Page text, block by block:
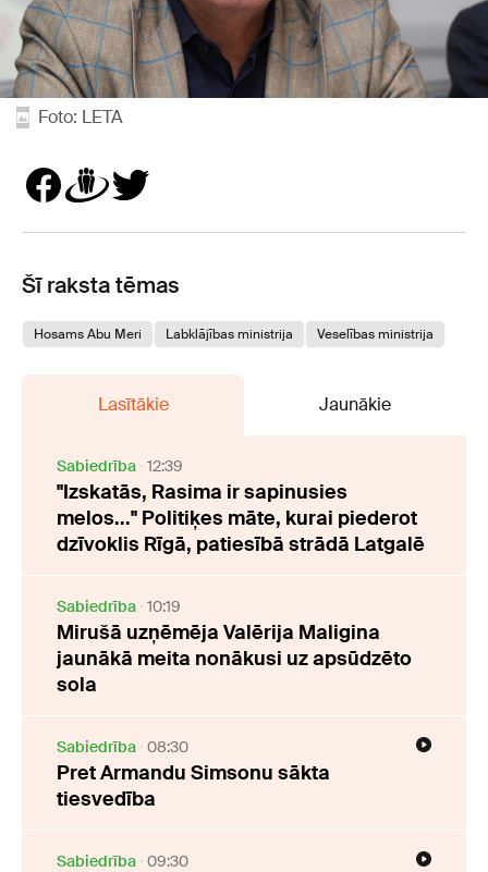
Foto: LETA
Šī raksta tēmas
Hosams Abu Meri Labklājības ministrija Veselības ministrija
Lasītākie Jaunākie
Sabiedrība 12:39
"Izskatās, Rasima ir sapinusies
melos..." Politiķes māte, kurai piederot
dzīvoklis Rīgā, patiesībā strādā Latgalē
Sabiedrība 10:19
Mirušā uzņēmēja Valērija Maligina
jaunākā meita nonākusi uz apsūdzēto
sola
Sabiedrība 08:30
Pret Armandu Simsonu sākta
tiesvedība
Sabiedrība 09:30